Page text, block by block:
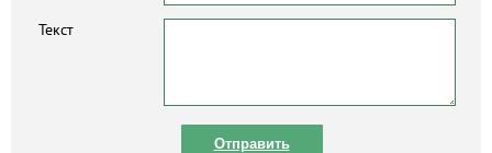
Текст
Отправить